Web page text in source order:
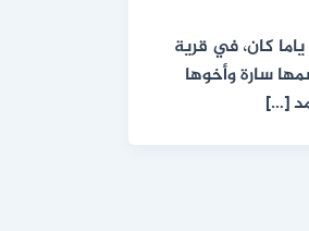
كان، في قرية
سارة وأخوها
[…]